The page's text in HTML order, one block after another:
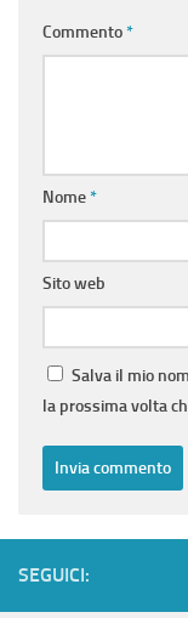
Commento*
Nome*
Sito web
Salva il mio
la prossima volta
SEGUICI: